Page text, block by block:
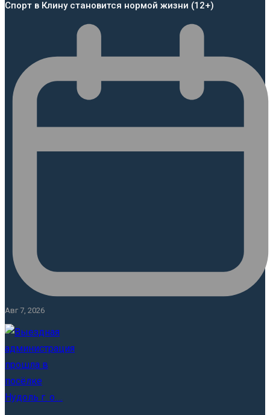
Спорт в Клину становится нормой жизни (12+)
Авг 7, 2026